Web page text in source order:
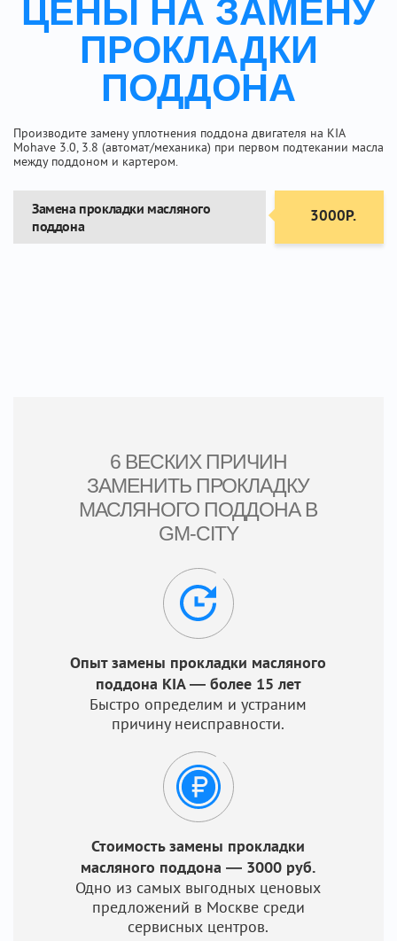
ЦЕНЫ НА ЗАМЕНУ
ПРОКЛАДКИ
ПОДДОНА
Производите замену уплотнения поддона двигателя на KIA
Mohave 3.0, 3.8 (автомат/механика) при первом подтекании масла
между поддоном и картером.
Замена прокладки масляного
поддона
3000Р.
6 ВЕСКИХ ПРИЧИН
ЗАМЕНИТЬ ПРОКЛАДКУ
МАСЛЯНОГО ПОДДОНА В
GM-CITY
Опыт замены прокладки масляного
поддона KIA — более 15 лет
Быстро определим и устраним
причину неисправности.
Стоимость замены прокладки
масляного поддона — 3000 руб.
Одно из самых выгодных ценовых
предложений в Москве среди
сервисных центров.